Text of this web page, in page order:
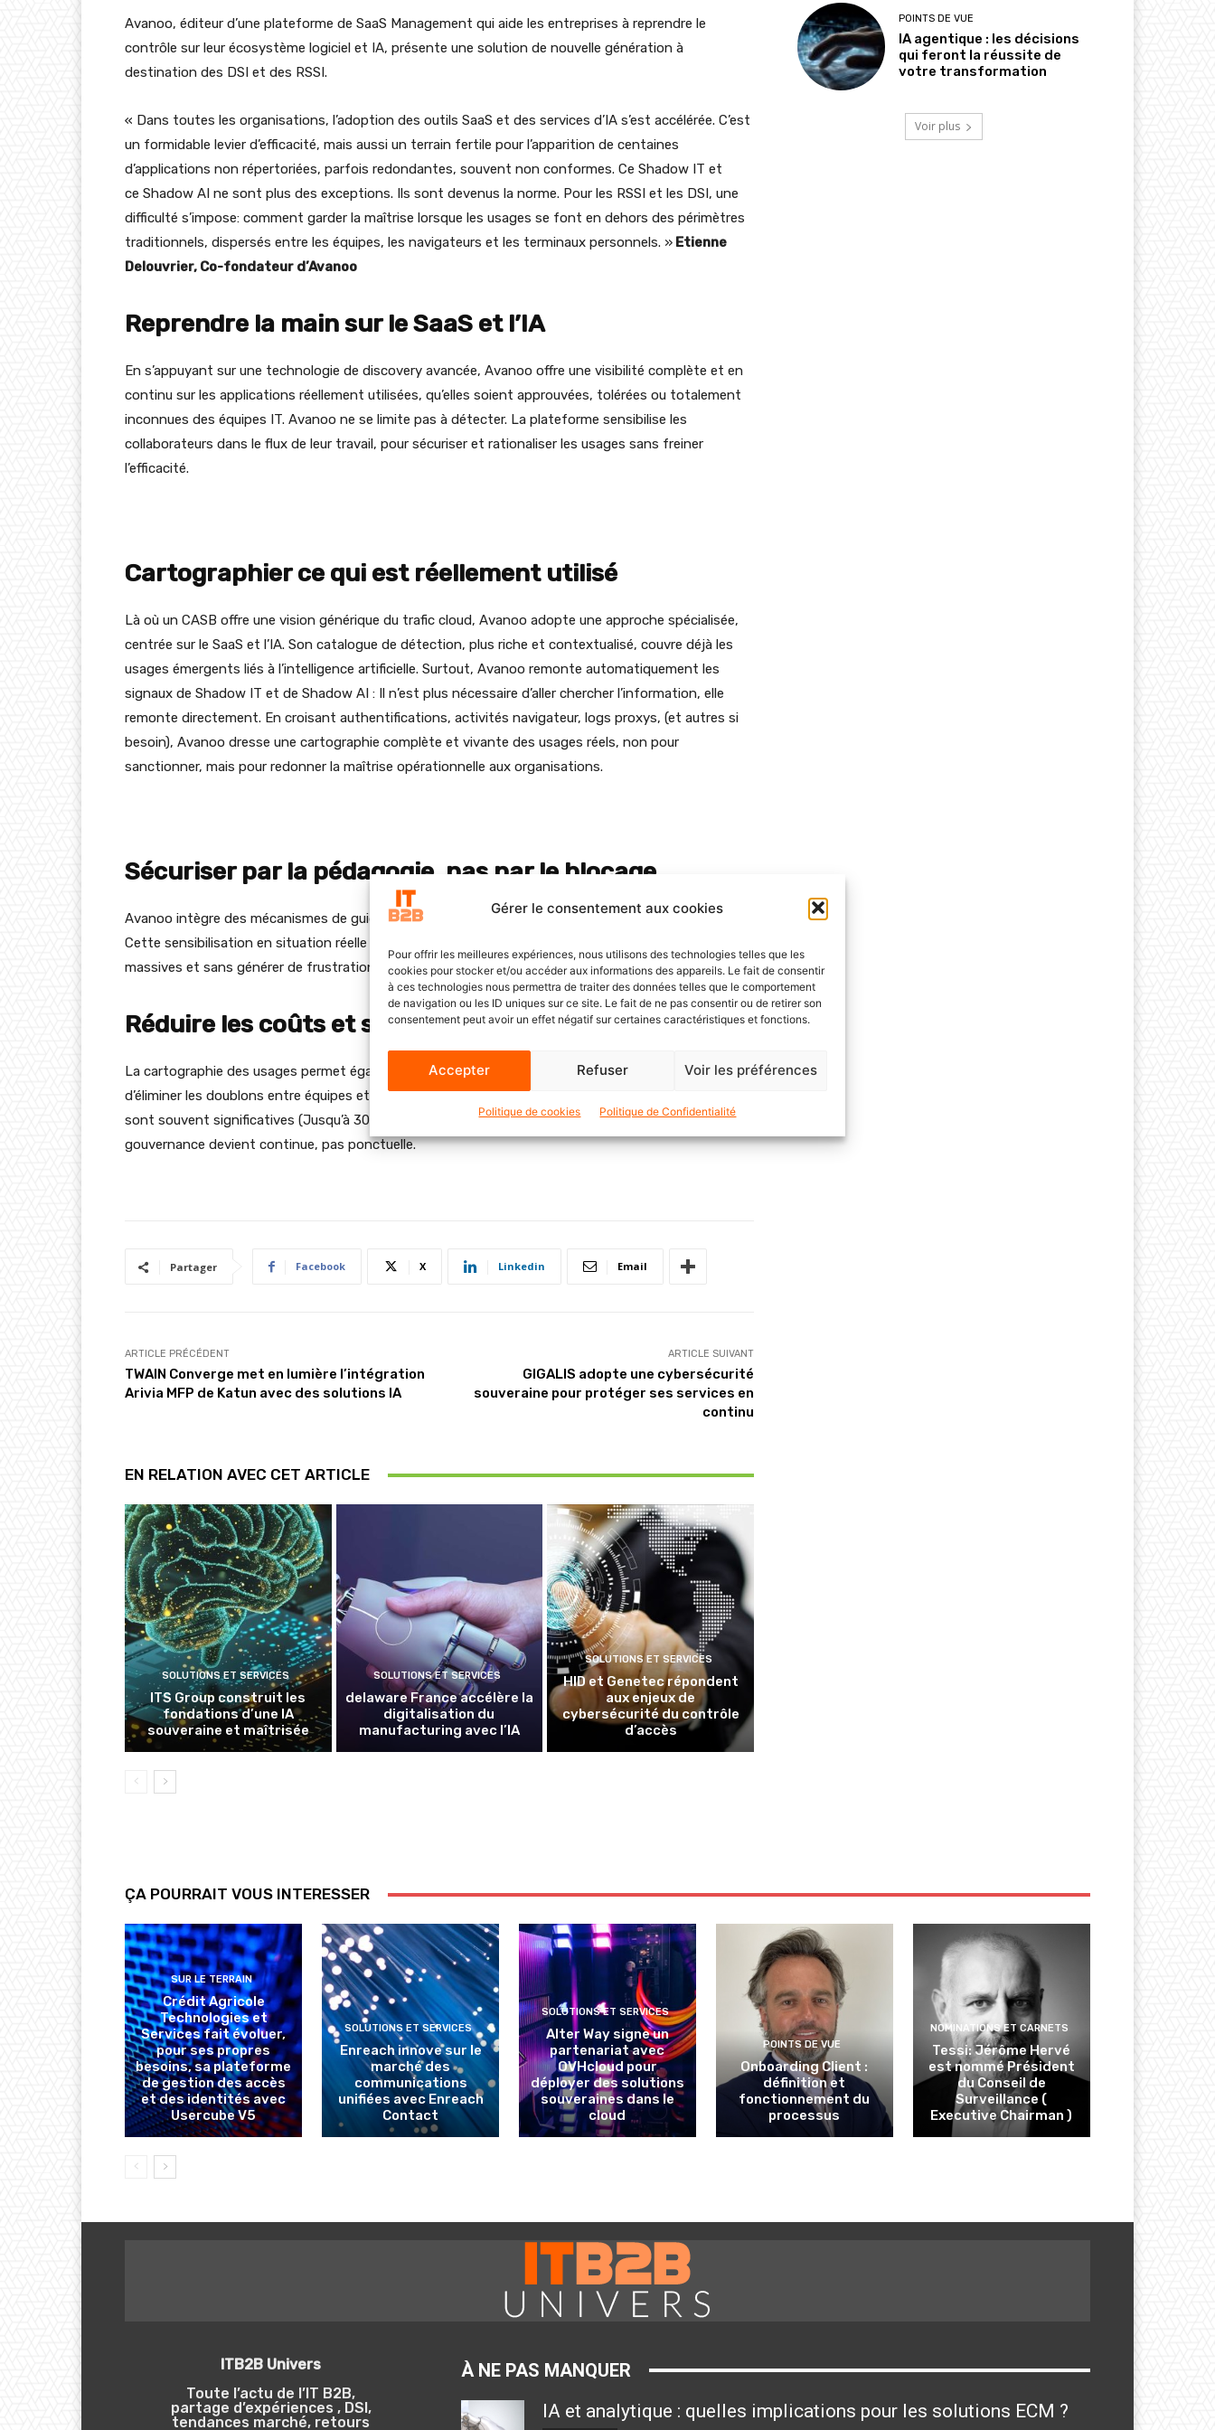
Gérer le consentement aux cookies
Pour offrir les meilleures expériences, nous utilisons des technologies telles que les
cookies pour stocker et/ou accéder aux informations des appareils. Le fait de consentir
à ces technologies nous permettra de traiter des données telles que le comportement
de navigation ou les ID uniques sur ce site. Le fait de ne pas consentir ou de retirer son
consentement peut avoir un effet négatif sur certaines caractéristiques et fonctions.
Accepter Refuser Voir les préférences
Politique de cookies Politique de Confidentialité
Avanoo, éditeur d’une plateforme de SaaS Management qui aide les entreprises à reprendre le
contrôle sur leur écosystème logiciel et IA, présente une solution de nouvelle génération à
destination des DSI et des RSSI.
« Dans toutes les organisations, l’adoption des outils SaaS et des services d’IA s’est accélérée. C’est
un formidable levier d’efficacité, mais aussi un terrain fertile pour l’apparition de centaines
d’applications non répertoriées, parfois redondantes, souvent non conformes. Ce Shadow IT et
ce Shadow AI ne sont plus des exceptions. Ils sont devenus la norme. Pour les RSSI et les DSI, une
difficulté s’impose: comment garder la maîtrise lorsque les usages se font en dehors des périmètres
traditionnels, dispersés entre les équipes, les navigateurs et les terminaux personnels. » Etienne
Delouvrier, Co-fondateur d’Avanoo
Reprendre la main sur le SaaS et l’IA
En s’appuyant sur une technologie de discovery avancée, Avanoo offre une visibilité complète et en
continu sur les applications réellement utilisées, qu’elles soient approuvées, tolérées ou totalement
inconnues des équipes IT. Avanoo ne se limite pas à détecter. La plateforme sensibilise les
collaborateurs dans le flux de leur travail, pour sécuriser et rationaliser les usages sans freiner
l’efficacité.
Cartographier ce qui est réellement utilisé
Là où un CASB offre une vision générique du trafic cloud, Avanoo adopte une approche spécialisée,
centrée sur le SaaS et l’IA. Son catalogue de détection, plus riche et contextualisé, couvre déjà les
usages émergents liés à l’intelligence artificielle. Surtout, Avanoo remonte automatiquement les
signaux de Shadow IT et de Shadow AI : Il n’est plus nécessaire d’aller chercher l’information, elle
remonte directement. En croisant authentifications, activités navigateur, logs proxys, (et autres si
besoin), Avanoo dresse une cartographie complète et vivante des usages réels, non pour
sanctionner, mais pour redonner la maîtrise opérationnelle aux organisations.
Sécuriser par la pédagogie, pas par le blocage
Avanoo intègre des mécanismes de guidage contextuel directement dans l’usage.
Cette sensibilisation en situation réelle réduit progressivement le Shadow IT, sans interdictions
massives et sans générer de frustration.
Réduire les coûts et simplifier l’écosystème logiciel
La cartographie des usages permet également d’ajuster les licences à la consommation réelle,
d’éliminer les doublons entre équipes et de consolider les outils de manière éclairée. Les économies
sont souvent significatives (Jusqu’à 30% d’économies sur les dépenses SaaS). Mais surtout, la
gouvernance devient continue, pas ponctuelle.
Partager Facebook X Linkedin Email
ARTICLE PRÉCÉDENT
TWAIN Converge met en lumière l’intégration
Arivia MFP de Katun avec des solutions IA
ARTICLE SUIVANT
GIGALIS adopte une cybersécurité
souveraine pour protéger ses services en
continu
EN RELATION AVEC CET ARTICLE
SOLUTIONS ET SERVICES
ITS Group construit les
fondations d’une IA
souveraine et maîtrisée
SOLUTIONS ET SERVICES
delaware France accélère la
digitalisation du
manufacturing avec l’IA
SOLUTIONS ET SERVICES
HID et Genetec répondent
aux enjeux de
cybersécurité du contrôle
d’accès
POINTS DE VUE
IA agentique : les décisions
qui feront la réussite de
votre transformation
Voir plus
ÇA POURRAIT VOUS INTERESSER
SUR LE TERRAIN
Crédit Agricole
Technologies et
Services fait évoluer,
pour ses propres
besoins, sa plateforme
de gestion des accès
et des identités avec
Usercube V5
SOLUTIONS ET SERVICES
Enreach innove sur le
marché des
communications
unifiées avec Enreach
Contact
SOLUTIONS ET SERVICES
Alter Way signe un
partenariat avec
OVHcloud pour
déployer des solutions
souveraines dans le
cloud
POINTS DE VUE
Onboarding Client :
définition et
fonctionnement du
processus
NOMINATIONS ET CARNETS
Tessi: Jérôme Hervé
est nommé Président
du Conseil de
Surveillance (
Executive Chairman )
ITB2B Univers
Toute l’actu de l’IT B2B,
partage d’expériences , DSI,
tendances marché, retours
À NE PAS MANQUER
IA et analytique : quelles implications pour les solutions ECM ?